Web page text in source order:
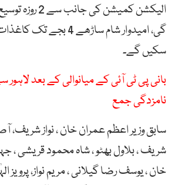
الیکشن کمیشن کی
گی، امیدوار شام ساڑھے 4
سکیں گے۔
بانی پی ٹی آئی کے میانوالی کے بعد
نامزدگی جمع
سابق وزیر اعظم عمران خان ، نواز شریف،
شریف ، بلاول بھٹو ، شاہ محمود قریشی ،
خان ، یوسف رضا گیلانی ، مریم نواز، پرویز